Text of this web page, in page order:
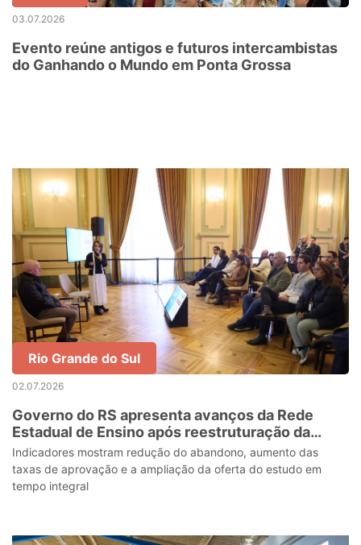
03.07.2026
Evento reúne antigos e futuros intercambistas
do Ganhando o Mundo em Ponta Grossa
Rio Grande do Sul
02.07.2026
Governo do RS apresenta avanços da Rede
Estadual de Ensino após reestruturação da
educação
Indicadores mostram redução do abandono, aumento das
taxas de aprovação e a ampliação da oferta do estudo em
tempo integral